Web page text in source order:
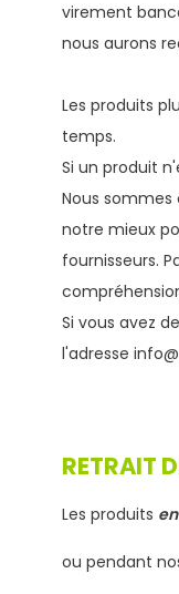
virement
nous aurons
Les produits
temps.
Si un produit
Nous
notre mieux
fournisseurs.
Si vous avez
l'adresse
RETRAIT
Les produits
ou pendant